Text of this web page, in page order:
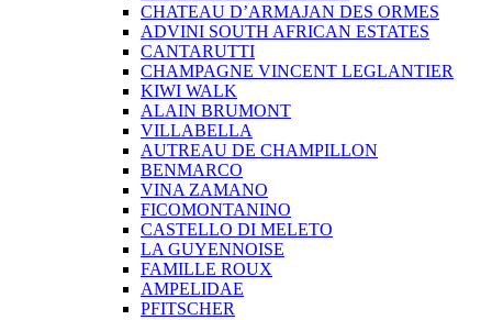
CHATEAU D’ARMAJAN DES ORMES
ADVINI SOUTH AFRICAN ESTATES
CANTARUTTI
CHAMPAGNE VINCENT LEGLANTIER
KIWI WALK
ALAIN BRUMONT
VILLABELLA
AUTREAU DE CHAMPILLON
BENMARCO
VINA ZAMANO
FICOMONTANINO
CASTELLO DI MELETO
LA GUYENNOISE
FAMILLE ROUX
AMPELIDAE
PFITSCHER